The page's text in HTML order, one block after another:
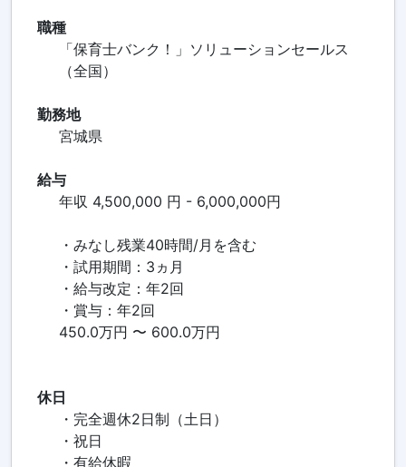
職種
「保育士バンク！」ソリューションセールス
（全国）
勤務地
宮城県
給与
年収 4,500,000 円 - 6,000,000円
・みなし残業40時間/月を含む
・試用期間：3ヵ月
・給与改定：年2回
・賞与：年2回
450.0万円 〜 600.0万円
休日
・完全週休2日制（土日）
・祝日
・有給休暇